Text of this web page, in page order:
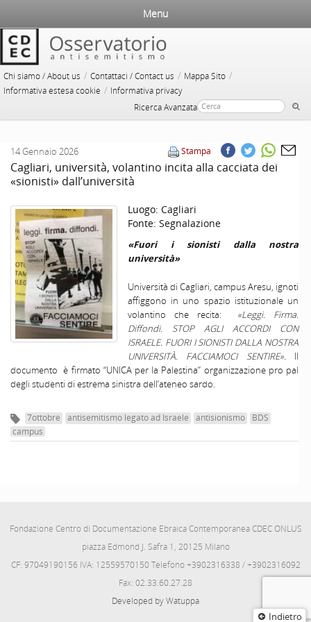
Chi siamo / About us / Contattaci / Contact us / Mappa Sito /
Informativa estesa cookie / Informativa privacy
Ricerca Avanzata
Menu
Indietro
Stampa
14 Gennaio 2026
Cagliari, università, volantino incita alla cacciata dei
«sionisti» dall’università
Luogo: Cagliari
Fonte: Segnalazione
«Fuori i sionisti dalla nostra
università»
Università di Cagliari, campus Aresu, ignoti
affiggono in uno spazio istituzionale un
volantino che recita: «Leggi. Firma.
Diffondi. STOP AGLI ACCORDI CON
ISRAELE. FUORI I SIONISTI DALLA NOSTRA
UNIVERSITÀ. FACCIAMOCI SENTIRE». Il
documento è firmato “UNICA per la Palestina” organizzazione pro pal
degli studenti di estrema sinistra dell’ateneo sardo.
7ottobre antisemitismo legato ad Israele antisionismo
BDS
campus
Fondazione Centro di Documentazione Ebraica Contemporanea CDEC ONLUS
piazza Edmond J. Safra 1, 20125 Milano
CF: 97049190156 IVA: 12559570150 Telefono +3902316338 / +3902316092
Fax: 02.33.60.27.28
Developed by Watuppa